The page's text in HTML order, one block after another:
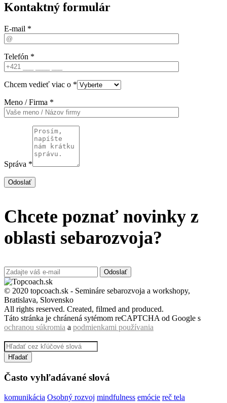
Kontaktný formulár
E-mail *
Telefón *
Chcem vedieť viac o *
Meno / Firma *
Správa *
Odoslať
Chcete poznať novinky z
oblasti sebarozvoja?
Odoslať
© 2020 topcoach.sk - Semináre sebarozvoja a workshopy,
Bratislava, Slovensko
All rights reserved. Created, filmed and produced.
Táto stránka je chránená sytémom reCAPTCHA od Google s
ochranou súkromia a podmienkami používania
Hľadať
Často vyhľadávané slová
komunikácia Osobný rozvoj mindfulness emócie reč tela